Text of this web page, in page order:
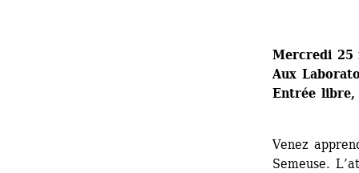
Mercredi 25
Aux
Entrée
Venez
Semeuse.